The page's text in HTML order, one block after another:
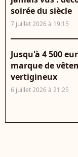
soirée du siècle
7 juillet 2026 à 19:15
Jusqu'à 4 500
marque de
vertigineux
6 juillet 2026 à 21:25